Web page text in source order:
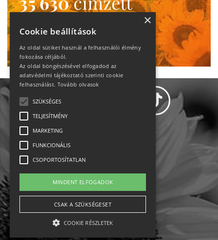
heti motiváció
Ne maradj le!
Állásajánlatok
Impresszum-kapcsolat
Jogi nyilatkozat
×
Cookie beállítások
Az oldal sütiket használ a felhasználói élmény
fokozása céljából.
Az oldal böngészésével elfogadod az
adatvédelmi tájékoztató szerinti cookie
felhasználást. Tovább olvasok
SZÜKSÉGES
TELJESÍTMÉNY
MARKETING
FUNKCIONÁLIS
CSOPORTOSÍTATLAN
MINDENT ELFOGADOK
CSAK A SZÜKSÉGESET
COOKIE RÉSZLETEK